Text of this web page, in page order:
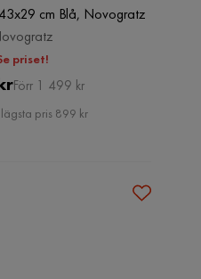
cm Blå, Novogratz
priset!
Pris
Original
Pris
Förr 1 499 kr
pris 899 kr